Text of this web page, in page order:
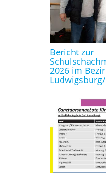
Bericht zur
2026 im